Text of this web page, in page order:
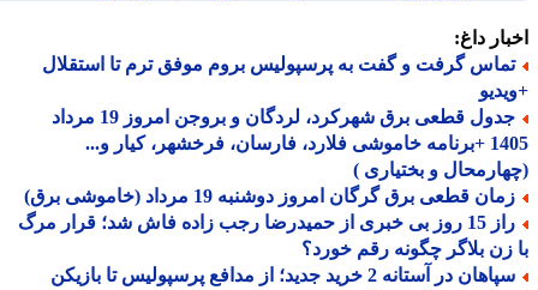
داغ:
گرفت و گفت به پرسپولیس بروم موفق ترم تا استقلال
جدول قطعی برق شهرکرد، لردگان و بروجن امروز 19 مرداد
1405 +برنامه خاموشی فلارد، فارسان، فرخشهر، کیار و...
و بختیاری )
قطعی برق گرگان امروز دوشنبه 19 مرداد (خاموشی برق)
راز 15 روز بی خبری از حمیدرضا رجب زاده فاش شد؛ قرار مرگ
زن بلاگر چگونه رقم خورد؟
سپاهان در آستانه 2 خرید جدید؛ از مدافع پرسپولیس تا بازیکن